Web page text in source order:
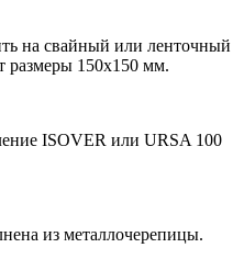
на свайный или ленточный
размеры 150х150 мм.
ISOVER или URSA 100
из металлочерепицы.